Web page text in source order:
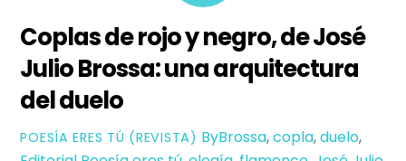
Coplas de rojo y negro, de José
Julio Brossa: una arquitectura
del duelo
POESÍ­A ERES TÚ (REVISTA) ByBrossa,copla,duelo,